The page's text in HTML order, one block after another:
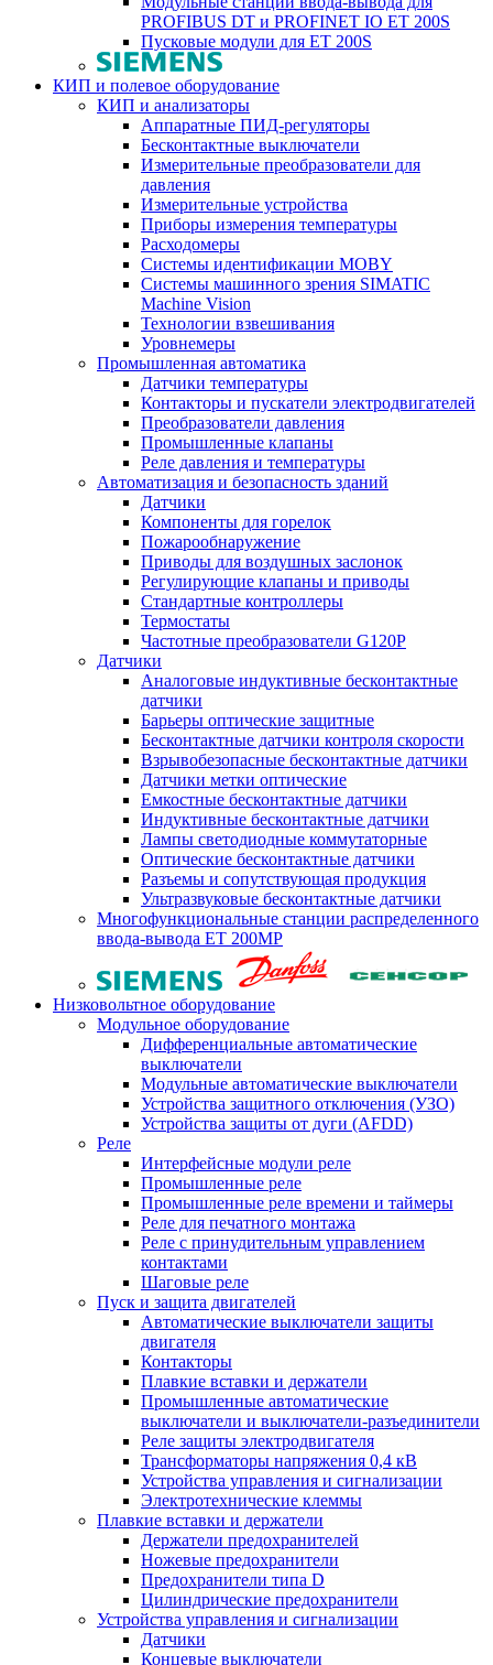
PROFIBUS DT и PROFINET IO ET 200S
Пусковые модули для ET 200S
КИП и полевое оборудование
КИП и анализаторы
Аппаратные ПИД-регуляторы
Бесконтактные выключатели
Измерительные преобразователи для
давления
Измерительные устройства
Приборы измерения температуры
Расходомеры
Системы идентификации MOBY
Системы машинного зрения SIMATIC
Machine Vision
Технологии взвешивания
Уровнемеры
Промышленная автоматика
Датчики температуры
Контакторы и пускатели электродвигателей
Преобразователи давления
Промышленные клапаны
Реле давления и температуры
Автоматизация и безопасность зданий
Датчики
Компоненты для горелок
Пожарообнаружение
Приводы для воздушных заслонок
Регулирующие клапаны и приводы
Стандартные контроллеры
Термостаты
Частотные преобразователи G120P
Датчики
Аналоговые индуктивные бесконтактные
датчики
Барьеры оптические защитные
Бесконтактные датчики контроля скорости
Взрывобезопасные бесконтактные датчики
Датчики метки оптические
Емкостные бесконтактные датчики
Индуктивные бесконтактные датчики
Лампы светодиодные коммутаторные
Оптические бесконтактные датчики
Разъемы и сопутствующая продукция
Ультразвуковые бесконтактные датчики
Многофункциональные станции распределенного
ввода-вывода ET 200MP
Низковольтное оборудование
Модульное оборудование
Дифференциальные автоматические
выключатели
Модульные автоматические выключатели
Устройства защитного отключения (УЗО)
Устройства защиты от дуги (AFDD)
Реле
Интерфейсные модули реле
Промышленные реле
Промышленные реле времени и таймеры
Реле для печатного монтажа
Реле с принудительным управлением
контактами
Шаговые реле
Пуск и защита двигателей
Автоматические выключатели защиты
двигателя
Контакторы
Плавкие вставки и держатели
Промышленные автоматические
выключатели и выключатели-разъединители
Реле защиты электродвигателя
Трансформаторы напряжения 0,4 кВ
Устройства управления и сигнализации
Электротехнические клеммы
Плавкие вставки и держатели
Держатели предохранителей
Ножевые предохранители
Предохранители типа D
Цилиндрические предохранители
Устройства управления и сигнализации
Датчики
Концевые выключатели